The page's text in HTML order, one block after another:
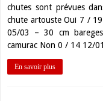
chutes sont prévues
chute artouste Oui 7 /
05/03 – 30 cm
camurac Non 0 / 14 12/
En savoir plus